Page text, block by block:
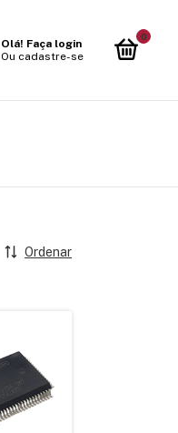
Olá! Faça login
Ou cadastre-se
0
Ordenar